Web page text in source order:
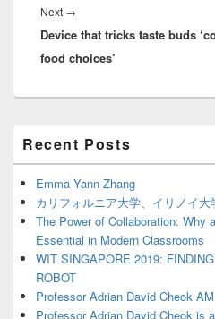
Next →
post:
Device that tricks taste buds
food choices’
Sidebar
Widget
Area
Recent Posts
Emma Yann Zhang
カリフォルニア大学、イリノイ
The Power of Collaboration: Why
Essential in Modern Classrooms
WIT SINGAPORE 2019:
ROBOT
Professor Adrian David Cheok
Professor Adrian David Cheok is